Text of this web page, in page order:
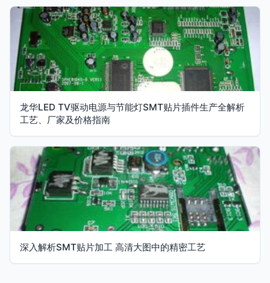
龙华LED TV驱动电源与节能灯SMT贴片插件生产全解析
工艺、厂家及价格指南
深入解析SMT贴片加工 高清大图中的精密工艺